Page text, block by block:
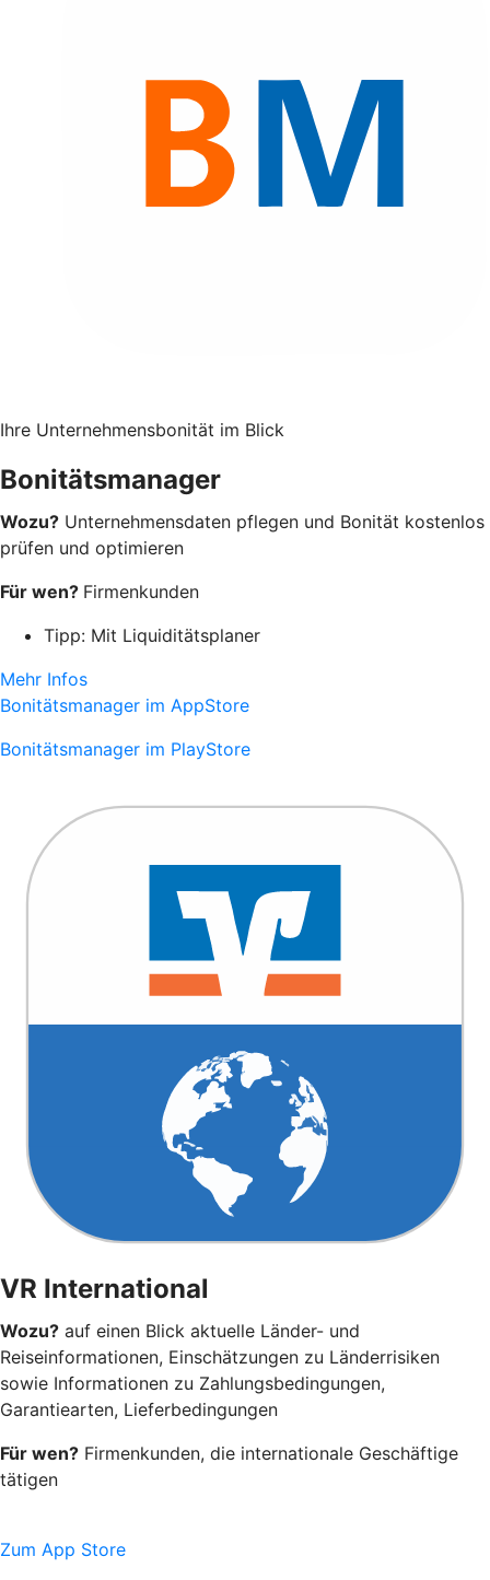
Ihre Unternehmensbonität im Blick
Bonitätsmanager
Wozu? Unternehmensdaten pflegen und Bonität kostenlos
prüfen und optimieren
Für wen? Firmenkunden
Tipp: Mit Liquiditätsplaner
Mehr Infos
Bonitätsmanager im AppStore
Bonitätsmanager im PlayStore
VR International
Wozu? auf einen Blick aktuelle Länder- und
Reiseinformationen, Einschätzungen zu Länderrisiken
sowie Informationen zu Zahlungsbedingungen,
Garantiearten, Lieferbedingungen
Für wen? Firmenkunden, die internationale Geschäftige
tätigen
Zum App Store